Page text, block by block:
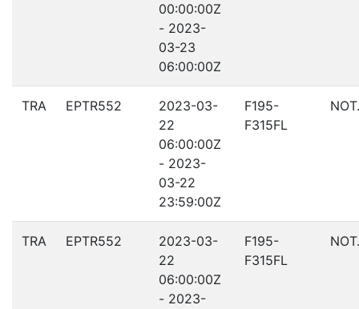
00:00:00Z
- 2023-
03-23
06:00:00Z
TRA EPTR552
2023-03-
22
06:00:00Z
- 2023-
03-22
23:59:00Z
F195-
F315FL
TRA EPTR552
2023-03-
22
06:00:00Z
- 2023-
F195-
F315FL